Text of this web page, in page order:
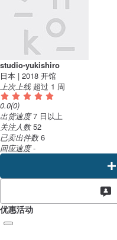
studio-yukishiro
日本 | 2018 开馆
上次上线 超过 1 周
0.0(0)
出货速度7 日以上
关注人数52
已卖出件数6
回应速度-
优惠活动